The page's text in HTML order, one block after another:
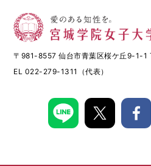
〒981-8557 仙台市青葉区桜ケ丘9-1-1
EL 022-279-1311（代表）